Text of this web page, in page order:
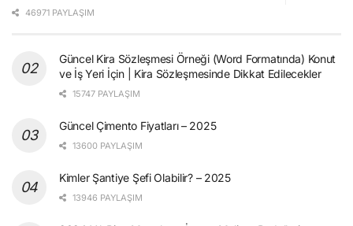
46971 PAYLAŞIM
Güncel Kira Sözleşmesi Örneği (Word Formatında) Konut
ve İş Yeri İçin | Kira Sözleşmesinde Dikkat Edilecekler
15747 PAYLAŞIM
Güncel Çimento Fiyatları – 2025
13600 PAYLAŞIM
Kimler Şantiye Şefi Olabilir? – 2025
13946 PAYLAŞIM